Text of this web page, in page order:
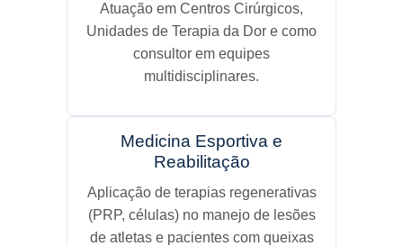
Atuação em Centros Cirúrgicos,
Unidades de Terapia da Dor e como
consultor em equipes
multidisciplinares.
Medicina Esportiva e
Reabilitação
Aplicação de terapias regenerativas
(PRP, células) no manejo de lesões
de atletas e pacientes com queixas